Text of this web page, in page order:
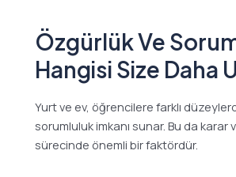
Özgürlük Ve
Hangisi Size Daha
Yurt ve ev, öğrencilere farklı
sorumluluk imkanı sunar. Bu da karar
sürecinde önemli bir faktördür.